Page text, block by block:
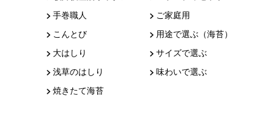
手巻職人
こんとび
大はしり
浅草のはしり
焼きたて海苔
ご家庭用
用途で選ぶ（海苔）
サイズで選ぶ
味わいで選ぶ